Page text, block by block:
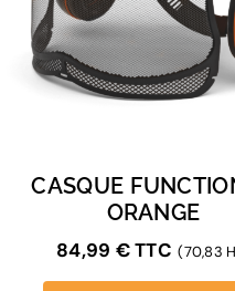
CASQUE
ORANGE
84,99 €TTC (70,83